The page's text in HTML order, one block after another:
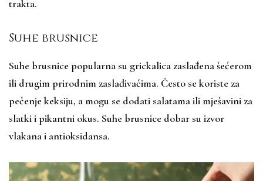
trakta.
Suhe brusnice
Suhe brusnice popularna su grickalica zaslađena šećerom
ili drugim prirodnim zaslađivačima. Često se koriste za
pečenje keksiju, a mogu se dodati salatama ili mješavini za
slatki i pikantni okus. Suhe brusnice dobar su izvor
vlakana i antioksidansa.